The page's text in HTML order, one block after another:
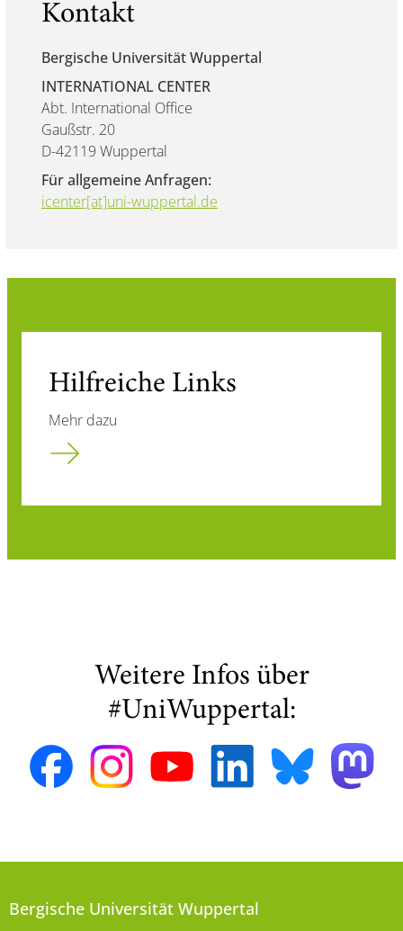
Kontakt
Bergische Universität Wuppertal
INTERNATIONAL CENTER
Abt. International Office
Gaußstr. 20
D-42119 Wuppertal
Für allgemeine Anfragen:
icenter[at]uni-wuppertal.de
Hilfreiche Links
Mehr dazu
Weitere Infos über
#UniWuppertal:
Bergische Universität Wuppertal